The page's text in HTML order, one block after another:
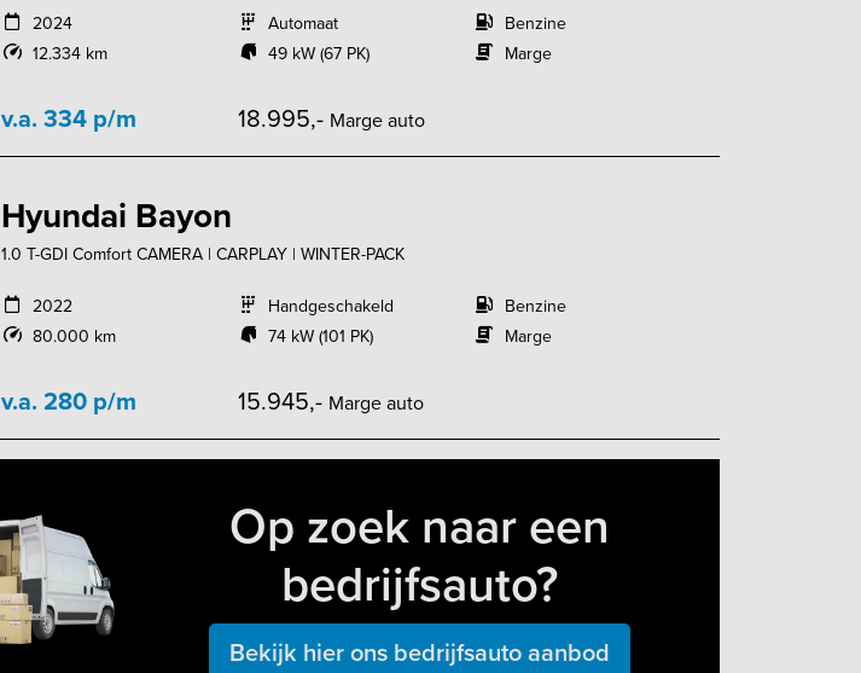
2024
12.334 km
Automaat
49 kW (67 PK)
Benzine
Marge
v.a. 334 p/m 18.995,- Marge auto
Hyundai Bayon
1.0 T-GDI Comfort CAMERA | CARPLAY | WINTER-PACK
2022
80.000 km
Handgeschakeld
74 kW (101 PK)
Benzine
Marge
v.a. 280 p/m 15.945,- Marge auto
Op zoek naar een
bedrijfsauto?
Bekijk hier ons bedrijfsauto aanbod